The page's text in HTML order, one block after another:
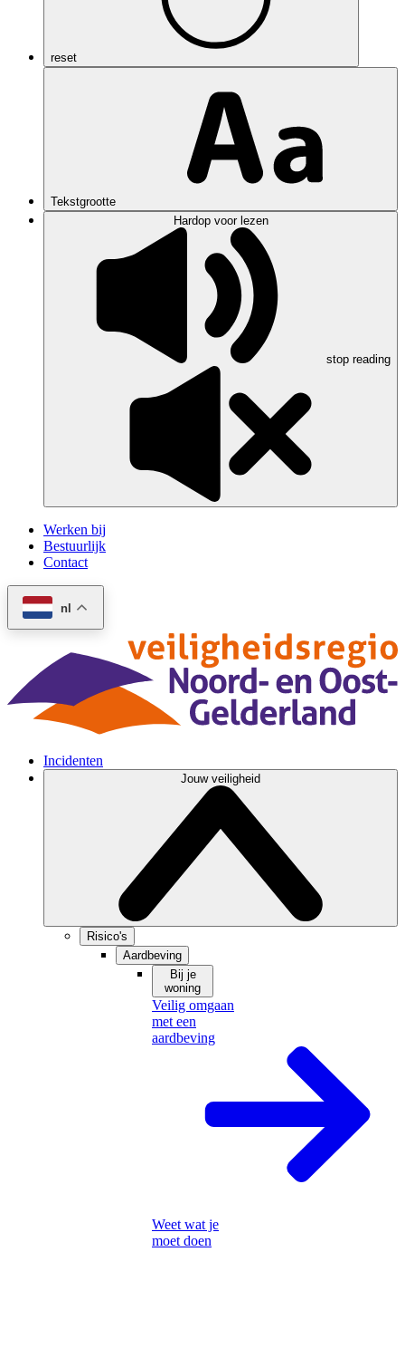
reset
Tekstgrootte
Hardop voor lezen
stop reading
Werken bij
Bestuurlijk
Contact
nl
Incidenten
Jouw veiligheid
Risico's
Aardbeving
Bij je
woning
Veilig omgaan
met een
aardbeving
Weet wat je
moet doen